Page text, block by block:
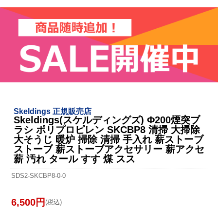
Skeldings 正規販売店
Skeldings(スケルディングズ) Φ200煙突ブ
ラシ ポリプロピレン SKCBP8 清掃 大掃除
大そうじ 暖炉 掃除 清掃 手入れ 薪ストーブ
ストーブ 薪ストーブアクセサリー 薪アクセ
薪 汚れ タール すす 煤 スス
SDS2-SKCBP8-0-0
6,500円 (税込)